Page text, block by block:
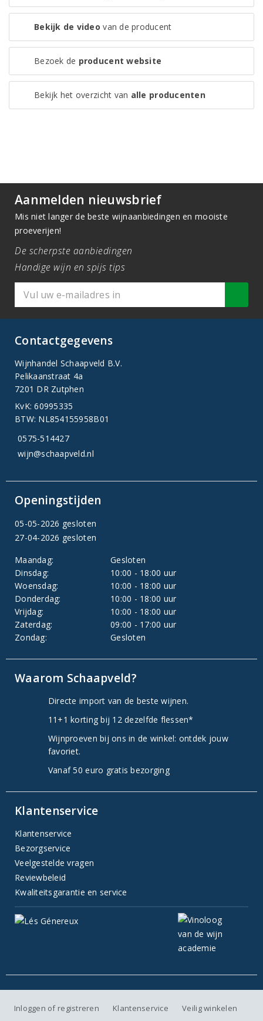
Bekijk de video van de producent
Bezoek de producent website
Bekijk het overzicht van alle producenten
Aanmelden nieuwsbrief
Mis niet langer de beste wijnaanbiedingen en mooiste
proeverijen!
De scherpste aanbiedingen
Handige wijn en spijs tips
Contactgegevens
Wijnhandel Schaapveld B.V.
Pelikaanstraat 4a
7201 DR Zutphen
KvK: 60995335
BTW: NL854155958B01
0575-514427
wijn@schaapveld.nl
Openingstijden
05-05-2026 gesloten
27-04-2026 gesloten
Maandag:
Gesloten
Dinsdag:
10:00 - 18:00 uur
Woensdag:
10:00 - 18:00 uur
Donderdag:
10:00 - 18:00 uur
Vrijdag:
10:00 - 18:00 uur
Zaterdag:
09:00 - 17:00 uur
Zondag:
Gesloten
Waarom Schaapveld?
Directe import van de beste wijnen.
11+1 korting bij 12 dezelfde flessen*
Wijnproeven bij ons in de winkel: ontdek jouw
favoriet.
Vanaf 50 euro gratis bezorging
Klantenservice
Klantenservice
Bezorgservice
Veelgestelde vragen
Reviewbeleid
Kwaliteitsgarantie en service
Inloggen of registreren Klantenservice Veilig winkelen